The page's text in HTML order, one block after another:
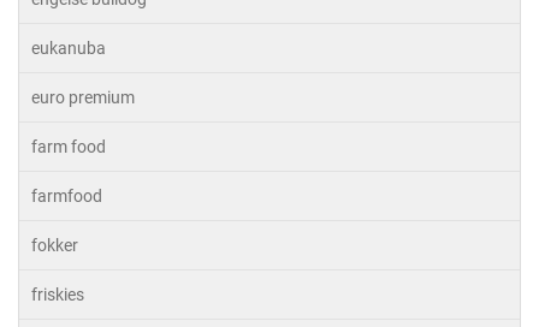
eukanuba
euro premium
farm food
farmfood
fokker
friskies